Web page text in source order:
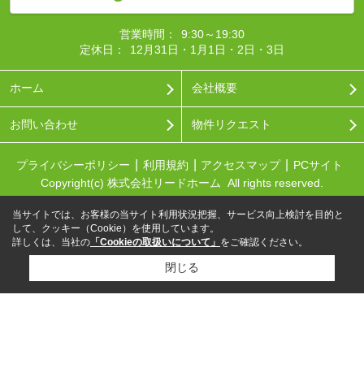
営業時間：
9:30～19:30
定休日：
12月31日・1月1日・2日・3日
ホーム 会社概要
お問い合わせ 物件リクエスト
プライバシーポリシー 利用規約 アクセスマップ
PCサイト
Copyright(c) 株式会社リードホーム All rights reserved.
当サイトでは、お客様の当サイト利用状況把握、サービス向上検討を目的と
して、クッキー（Cookie）を使用しています。
詳しくは、当社の 「Cookieの取扱いについて」 をご確認ください。
閉じる